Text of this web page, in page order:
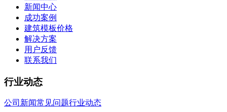
新闻中心
成功案例
建筑模板价格
解决方案
用户反馈
联系我们
行业动态
公司新闻常见问题行业动态